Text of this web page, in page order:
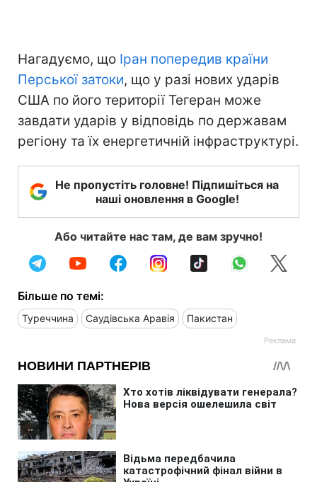
Нагадуємо, що Іран попередив країни
Перської затоки, що у разі нових ударів
США по його території Тегеран може
завдати ударів у відповідь по державам
регіону та їх енергетичній інфраструктурі.
Не пропустіть головне! Підпишіться на
наші оновлення в Google!
Або читайте нас там, де вам зручно!
Більше по темі:
Туреччина Саудівська Аравія Пакистан